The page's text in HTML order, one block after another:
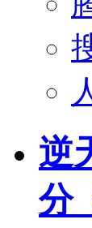
逆
分